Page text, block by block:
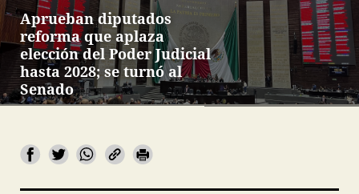
Aprueban diputados
reforma que aplaza
elección del Poder Judicial
hasta 2028; se turnó al
Senado